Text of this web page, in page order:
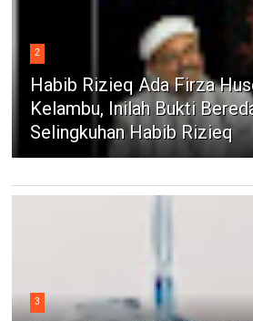
2
Habib Rizieq Ada Firza
Kelambu, Inilah Bukti
Selingkuhan Habib Rizieq
3